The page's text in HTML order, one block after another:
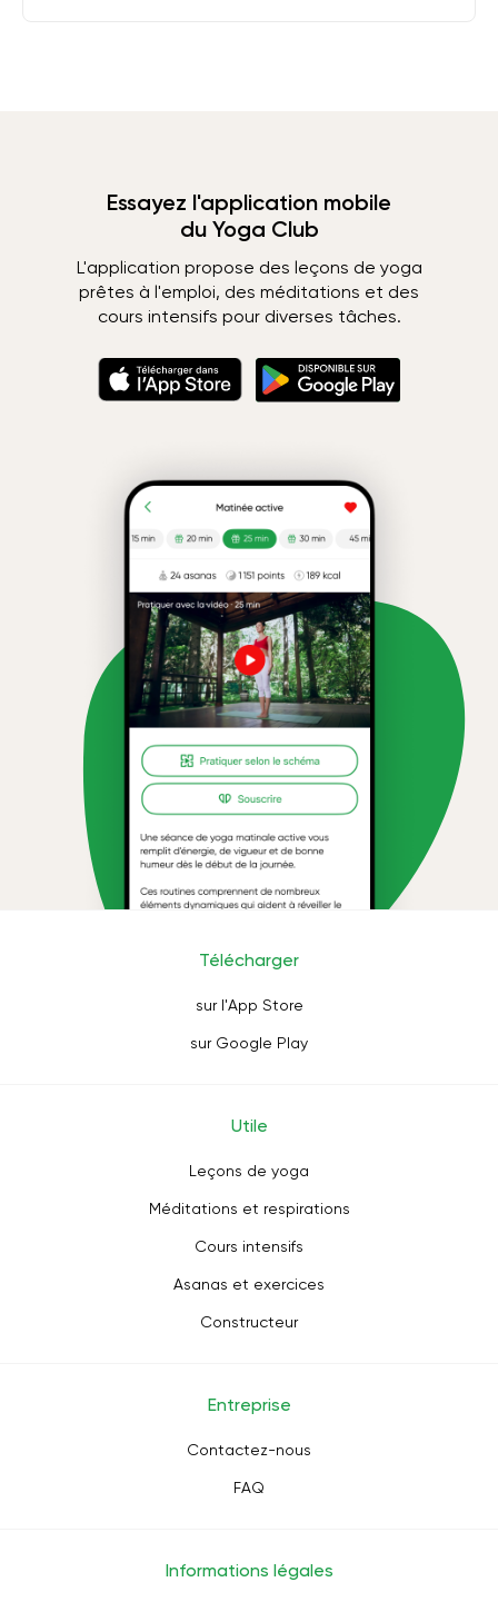
Essayez l'application mobile
du Yoga Club
L'application propose des leçons de yoga
prêtes à l'emploi, des méditations et des
cours intensifs pour diverses tâches.
Télécharger
sur l'App Store
sur Google Play
Utile
Leçons de yoga
Méditations et respirations
Cours intensifs
Asanas et exercices
Constructeur
Entreprise
Contactez-nous
FAQ
Informations légales